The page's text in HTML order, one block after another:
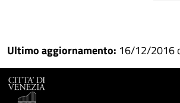
Ultimo aggiornamento: 16/12/2016